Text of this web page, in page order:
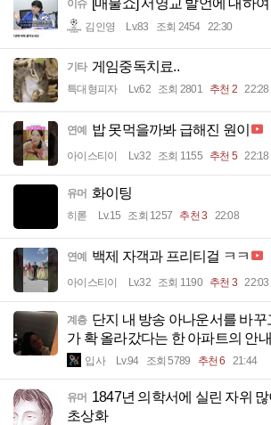
이슈
김인영 Lv.83 조회 2454 22:30
기타 게임중독치료..
특대형피자 Lv.62 조회 2801 추천 2 22:28
연예 밥 못먹을까봐 급해진 원이
아이스티이 Lv.32 조회 1155 추천 5 22:18
유머 화이팅
히롣 Lv.15 조회 1257 추천 3 22:08
연예 백제 자객과 프리티걸 ㅋㅋ
아이스티이 Lv.32 조회 1190 추천 3 22:03
계층 단지 내 방송 아나운서를 바꾸
가 확 올라갔다는 한 아파트의 안
입사 Lv.94 조회 5789 추천 6 21:44
유머 1847년 의학서에 실린 자위
초상화